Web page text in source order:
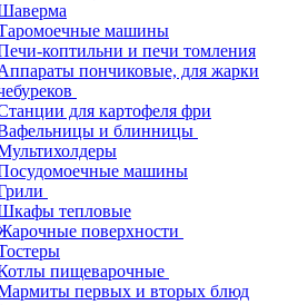
машины
коптильни и печи томления
пончиковые, для жарки
для картофеля фри
и блинницы
машины
тепловые
поверхности
пищеварочные
первых и вторых блюд